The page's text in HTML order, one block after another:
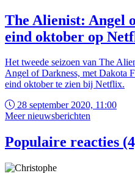
The Alienist: Angel
eind oktober op
Het tweede seizoen van The
Angel of Darkness, met Dakota
eind oktober te zien bij Netflix.
28 september 2020, 11:00
Meer nieuwsberichten
Populaire reacties